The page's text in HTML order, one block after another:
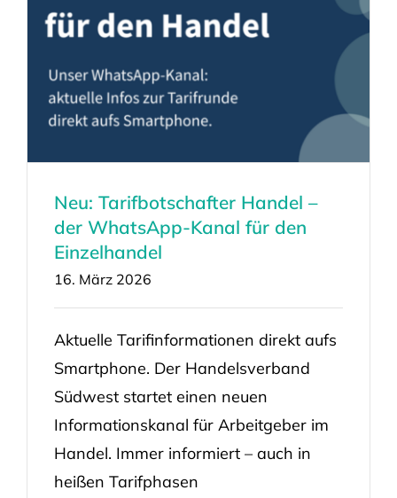
Neu: Tarifbotschafter Handel –
der WhatsApp-Kanal für den
Einzelhandel
16. März 2026
Aktuelle Tarifinformationen direkt aufs
Smartphone. Der Handelsverband
Südwest startet einen neuen
Informationskanal für Arbeitgeber im
Handel. Immer informiert – auch in
heißen Tarifphasen